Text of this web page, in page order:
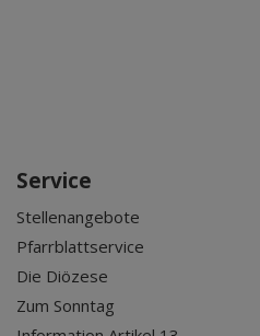
Service
Stellenangebote
Pfarrblattservice
Die Diözese
Zum Sonntag